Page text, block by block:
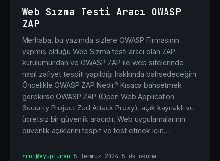
Web Sızma Testi Aracı OWASP
ZAP
Merhaba, bu yazımda sizlere OWASP Firmasının
yapmış olduğu Web Sızma testi aracı olan ZAP
kurulumundan ve OWASP ZAP ile web sitelerinde
nasıl zafiyet tespiti yapıldığı hakkında bahsedeceğim.
Öncelikle OWASP ZAP Nedir? Kısaca bahsetmek
gerekirse OWASP ZAP (Open Web Application
Security Project Zed Attack Proxy), açık kaynaklı ve
ücretsiz bir güvenlik aracıdır. Web uygulamalarının
güvenlik açıklarını tespit ve test etmek için…
root@eyupturan 5 Temmuz 2024 5 dk okuma